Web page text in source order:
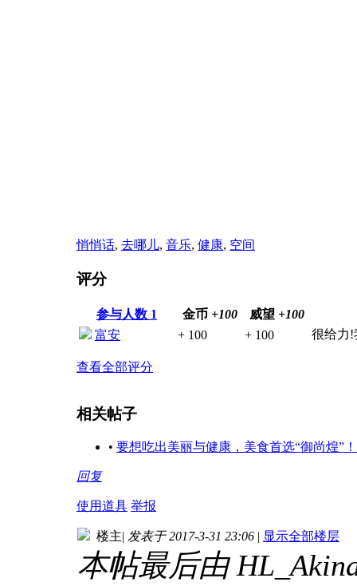
悄悄话, 去哪儿, 音乐, 健康, 空间
评分
参与人数 1 金币 +100 威望 +100
富安
+ 100 + 100 很给力!
查看全部评分
相关帖子
• 要想吃出美丽与健康，美食首选“御尚煌”！
回复
使用道具 举报
楼主| 发表于 2017-3-31 23:06 | 显示全部楼层
本帖最后由